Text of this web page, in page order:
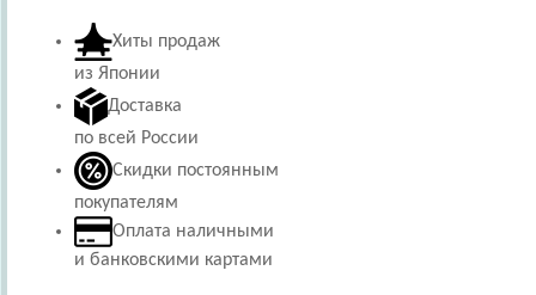
Хиты продаж
из Японии
Доставка
по всей России
Скидки постоянным
покупателям
Оплата наличными
и банковскими картами